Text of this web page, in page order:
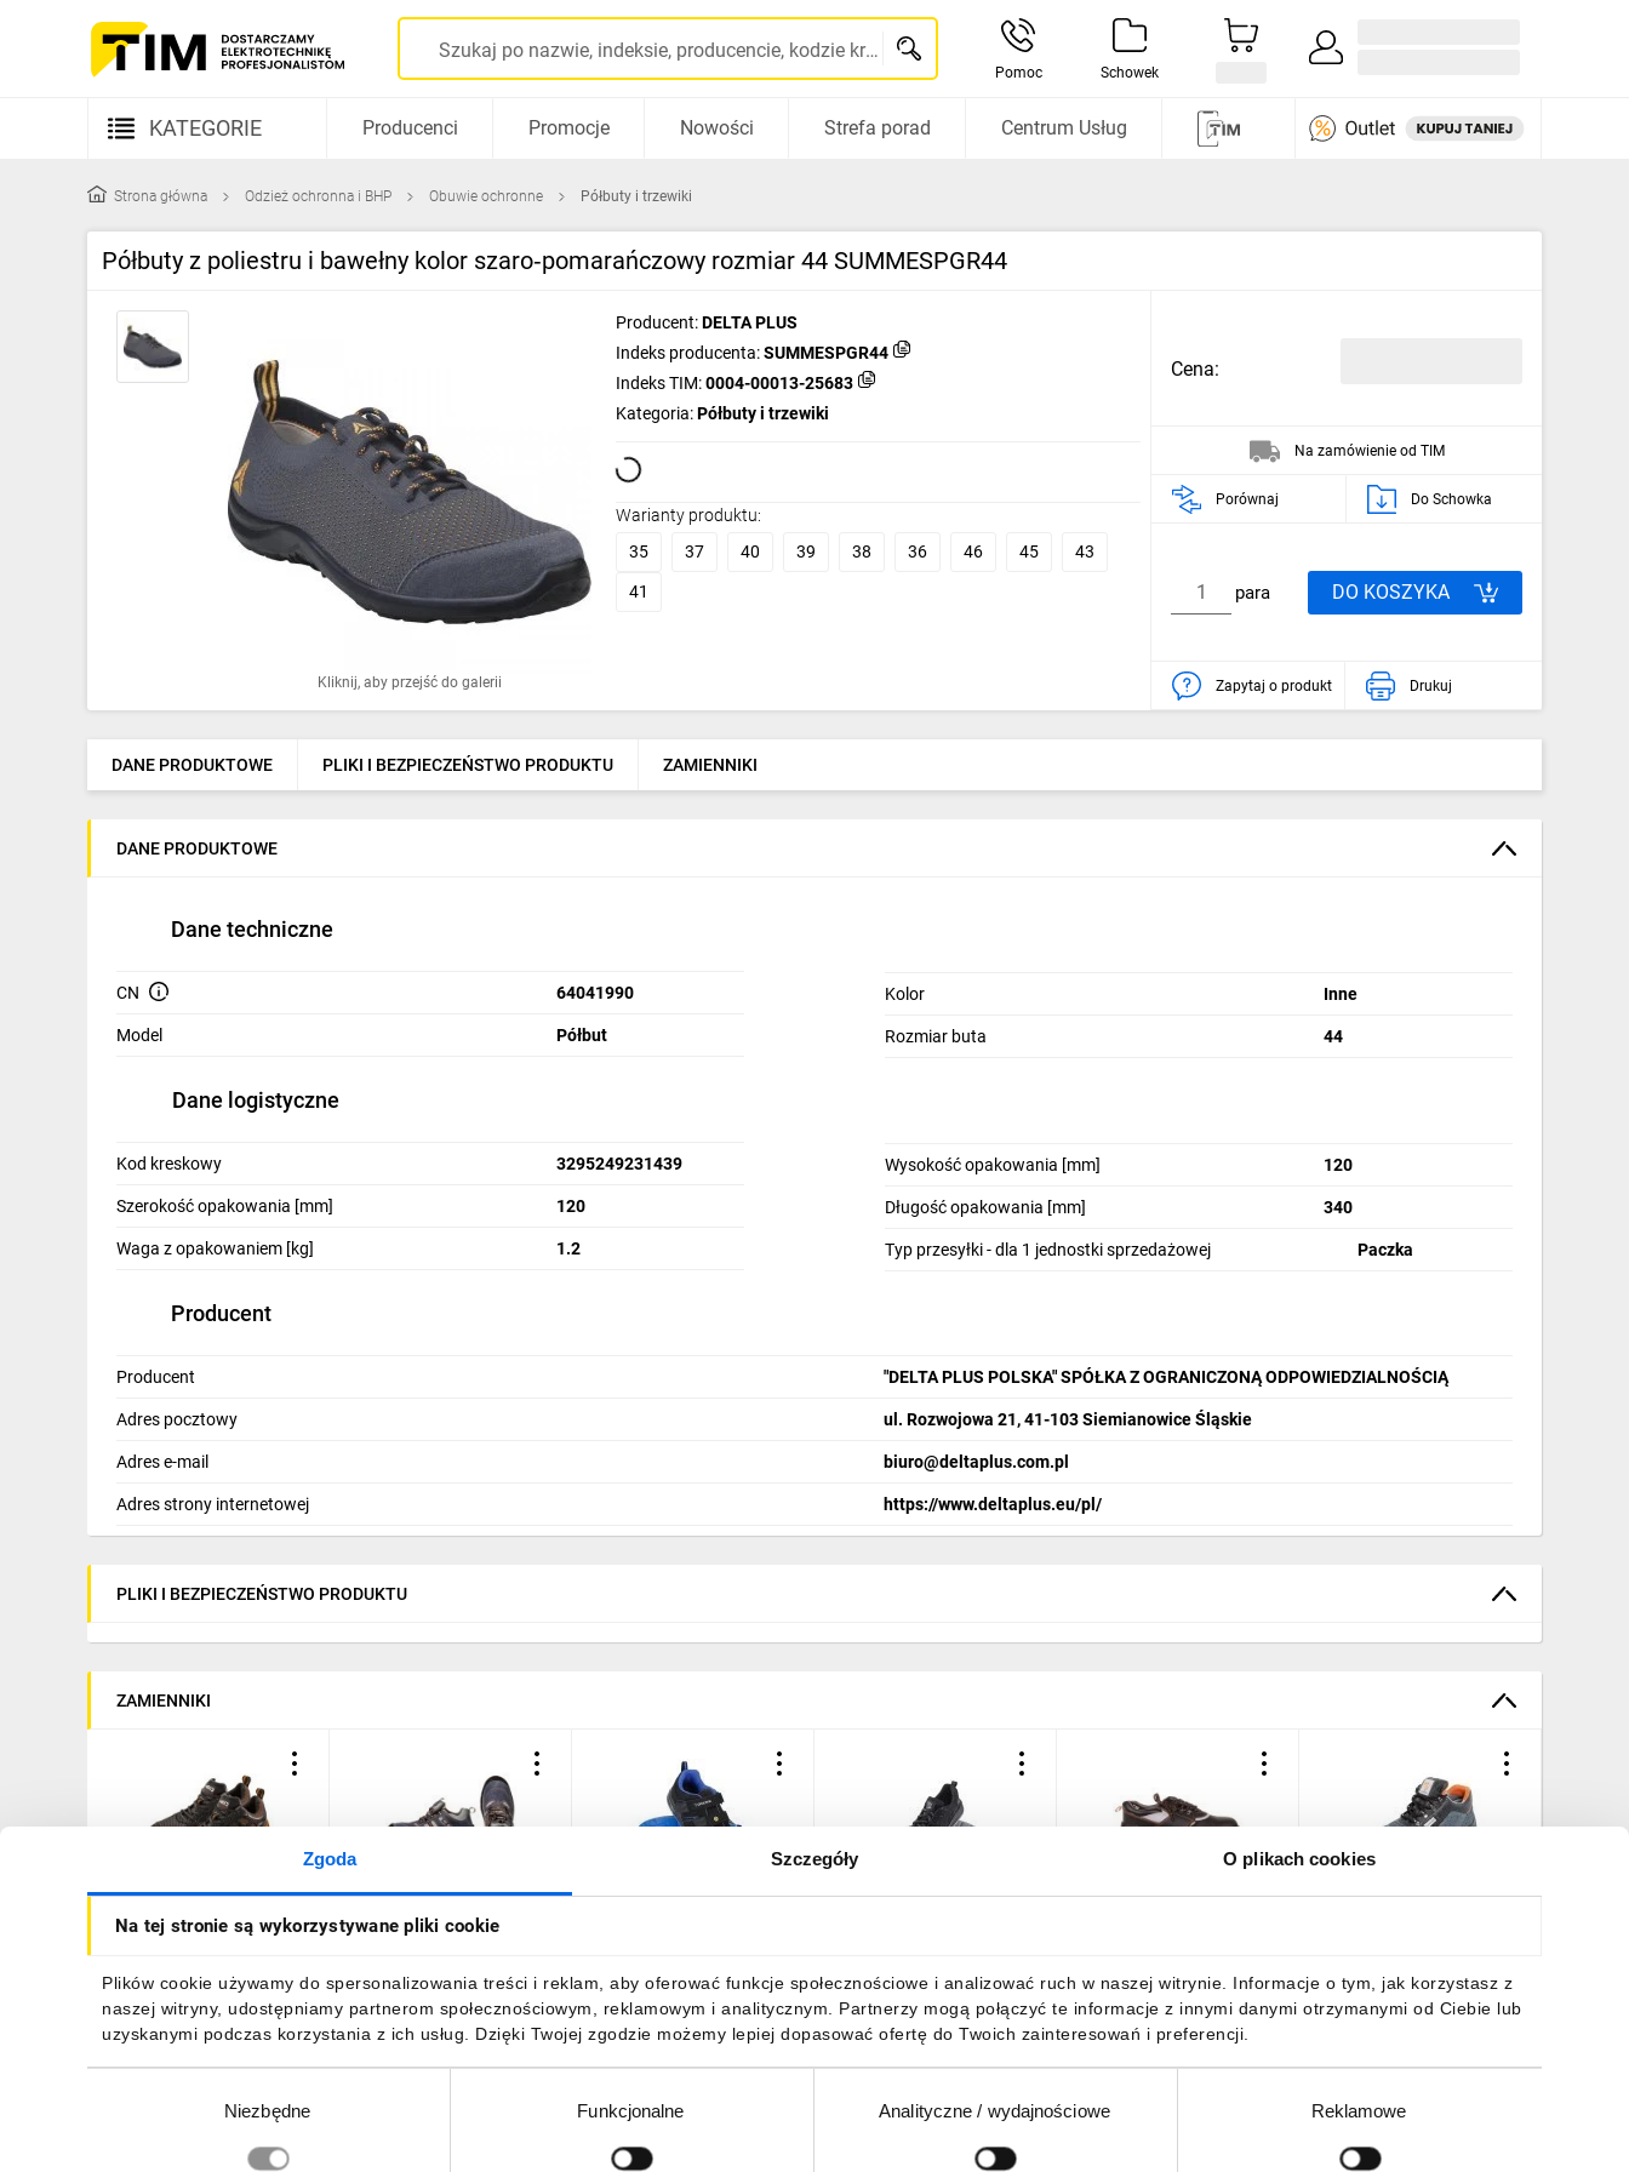
Zgoda Szczegóły O plikach cookies
Na tej stronie są wykorzystywane pliki cookie
Plików cookie używamy do spersonalizowania treści i reklam, aby oferować funkcje społecznościowe i analizować ruch w naszej witrynie. Informacje o tym, jak korzystasz z
naszej witryny, udostępniamy partnerom społecznościowym, reklamowym i analitycznym. Partnerzy mogą połączyć te informacje z innymi danymi otrzymanymi od Ciebie lub
uzyskanymi podczas korzystania z ich usług. Dzięki Twojej zgodzie możemy lepiej dopasować ofertę do Twoich zainteresowań i preferencji.
Niezbędne Funkcjonalne Analityczne / wydajnościowe Reklamowe
Szukaj po nazwie, indeksie, producencie, kodzie kreskowym...
Pomoc Schowek
KATEGORIE
Kable i przewody
Rozdzielnice i obudowy
Elementy prowadzenia kabli
Oprawy oświetleniowe
Ogrzewanie
Elektronarzędzia i mierniki
Dom i ogród
Inne
Budowa i Remont
Producenci Promocje Nowości Strefa porad Centrum Usług
Strona główna Odzież ochronna i BHP Obuwie ochronne Półbuty i trzewiki
Półbuty z poliestru i bawełny kolor szaro‑pomarańczowy rozmiar 44 SUMMESPGR44
Kliknij, aby przejść do galerii
Producent:DELTA PLUS
Indeks producenta:SUMMESPGR44
Indeks TIM:0004-00013-25683
Kategoria:Półbuty i trzewiki
Warianty produktu:
35
37 40 39 38 36 46 45 43
41
Cena:
Na zamówienie od TIM
Porównaj Do Schowka
para DO KOSZYKA
Zapytaj o produkt Drukuj
DANE PRODUKTOWE PLIKI I BEZPIECZEŃSTWO PRODUKTU ZAMIENNIKI
DANE PRODUKTOWE
Dane techniczne
CN 64041990
Model Półbut
Kolor Inne
Rozmiar buta 44
Dane logistyczne
Kod kreskowy 3295249231439
Szerokość opakowania [mm] 120
Waga z opakowaniem [kg] 1.2
Wysokość opakowania [mm] 120
Długość opakowania [mm] 340
Typ przesyłki - dla 1 jednostki sprzedażowej Paczka
Producent
Producent "DELTA PLUS POLSKA" SPÓŁKA Z OGRANICZONĄ ODPOWIEDZIALNOŚCIĄ
Adres pocztowy ul. Rozwojowa 21, 41-103 Siemianowice Śląskie
Adres e-mail biuro@deltaplus.com.pl
Adres strony internetowej https://www.deltaplus.eu/pl/
PLIKI I BEZPIECZEŃSTWO PRODUKTU
ZAMIENNIKI
Półbuty robocze S1,
stalowy podnosek, rozmiar
176,65 zł brutto
Półbuty robocze
zamszowe rozmiar 44, CE
135,57 złbrutto
ESD Rozmiar 44
115,55 złbrutto 105,04 złbrutto
DO KOSZYKA
128,39 złbrutto 75,03 złbrutto